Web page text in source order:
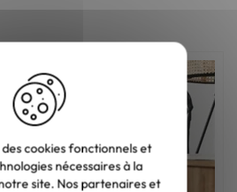
des cookies fonctionnels et
nécessaires à la
site. Nos partenaires et